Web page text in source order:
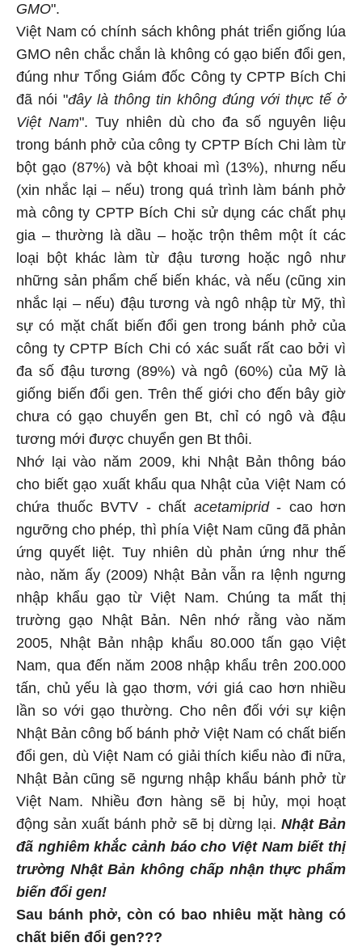
GMO".
Việt Nam có chính sách không phát triển giống lúa
GMO nên chắc chắn là không có gạo biến đổi gen,
đúng như Tổng Giám đốc Công ty CPTP Bích Chi
đã nói "đây là thông tin không đúng với thực tế ở
Việt Nam". Tuy nhiên dù cho đa số nguyên liệu
trong bánh phở của công ty CPTP Bích Chi làm từ
bột gạo (87%) và bột khoai mì (13%), nhưng nếu
(xin nhắc lại – nếu) trong quá trình làm bánh phở
mà công ty CPTP Bích Chi sử dụng các chất phụ
gia – thường là dầu – hoặc trộn thêm một ít các
loại bột khác làm từ đậu tương hoặc ngô như
những sản phẩm chế biến khác, và nếu (cũng xin
nhắc lại – nếu) đậu tương và ngô nhập từ Mỹ, thì
sự có mặt chất biến đổi gen trong bánh phở của
công ty CPTP Bích Chi có xác suất rất cao bởi vì
đa số đậu tương (89%) và ngô (60%) của Mỹ là
giống biến đổi gen. Trên thế giới cho đến bây giờ
chưa có gạo chuyển gen Bt, chỉ có ngô và đậu
tương mới được chuyển gen Bt thôi.
Nhớ lại vào năm 2009, khi Nhật Bản thông báo
cho biết gạo xuất khẩu qua Nhật của Việt Nam có
chứa thuốc BVTV - chất acetamiprid - cao hơn
ngưỡng cho phép, thì phía Việt Nam cũng đã phản
ứng quyết liệt. Tuy nhiên dù phản ứng như thế
nào, năm ấy (2009) Nhật Bản vẫn ra lệnh ngưng
nhập khẩu gạo từ Việt Nam. Chúng ta mất thị
trường gạo Nhật Bản. Nên nhớ rằng vào năm
2005, Nhật Bản nhập khẩu 80.000 tấn gạo Việt
Nam, qua đến năm 2008 nhập khẩu trên 200.000
tấn, chủ yếu là gạo thơm, với giá cao hơn nhiều
lần so với gạo thường. Cho nên đối với sự kiện
Nhật Bản công bố bánh phở Việt Nam có chất biến
đổi gen, dù Việt Nam có giải thích kiểu nào đi nữa,
Nhật Bản cũng sẽ ngưng nhập khẩu bánh phở từ
Việt Nam. Nhiều đơn hàng sẽ bị hủy, mọi hoạt
động sản xuất bánh phở sẽ bị dừng lại. Nhật Bản
đã nghiêm khắc cảnh báo cho Việt Nam biết thị
trường Nhật Bản không chấp nhận thực phẩm
biến đổi gen!
Sau bánh phở, còn có bao nhiêu mặt hàng có
chất biến đổi gen???